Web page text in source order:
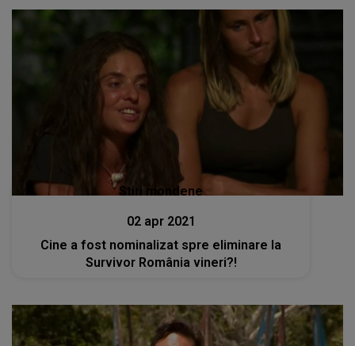
Stiri mondene
02 apr 2021
Cine a fost nominalizat spre eliminare la
Survivor România vineri?!